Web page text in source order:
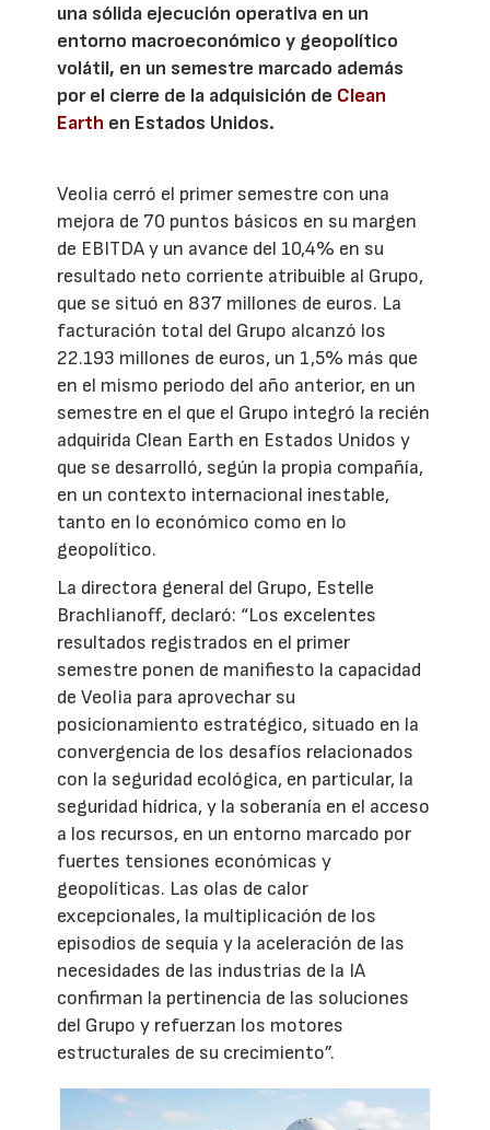
una sólida ejecución operativa en un
entorno macroeconómico y geopolítico
volátil, en un semestre marcado además
por el cierre de la adquisición de Clean
Earth en Estados Unidos.
Veolia cerró el primer semestre con una
mejora de 70 puntos básicos en su margen
de EBITDA y un avance del 10,4% en su
resultado neto corriente atribuible al Grupo,
que se situó en 837 millones de euros. La
facturación total del Grupo alcanzó los
22.193 millones de euros, un 1,5% más que
en el mismo periodo del año anterior, en un
semestre en el que el Grupo integró la recién
adquirida Clean Earth en Estados Unidos y
que se desarrolló, según la propia compañía,
en un contexto internacional inestable,
tanto en lo económico como en lo
geopolítico.
La directora general del Grupo, Estelle
Brachlianoff, declaró: “Los excelentes
resultados registrados en el primer
semestre ponen de manifiesto la capacidad
de Veolia para aprovechar su
posicionamiento estratégico, situado en la
convergencia de los desafíos relacionados
con la seguridad ecológica, en particular, la
seguridad hídrica, y la soberanía en el acceso
a los recursos, en un entorno marcado por
fuertes tensiones económicas y
geopolíticas. Las olas de calor
excepcionales, la multiplicación de los
episodios de sequía y la aceleración de las
necesidades de las industrias de la IA
confirman la pertinencia de las soluciones
del Grupo y refuerzan los motores
estructurales de su crecimiento”.